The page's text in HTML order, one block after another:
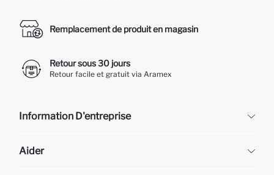
Remplacement de produit en magasin
Retour sous 30 jours
Retour facile et gratuit via Aramex
Information D'entreprise
À propos de nous
Aider